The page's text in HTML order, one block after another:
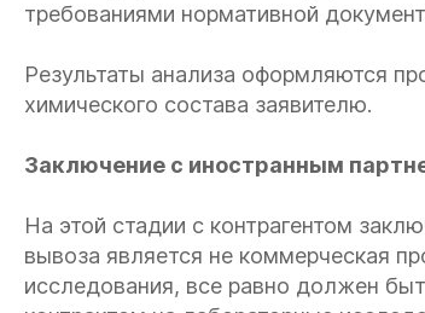
требованиями нормативной
Результаты анализа оформляются
химического состава заявителю.
Заключение с иностранным
На этой стадии с контрагентом
вывоза является не коммерческая
исследования, все равно должен